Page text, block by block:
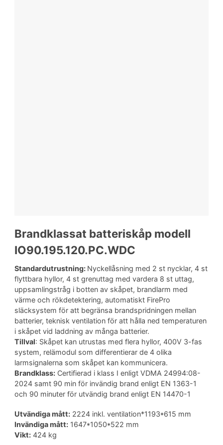
Brandklassat batteriskåp modell
IO90.195.120.PC.WDC
Standardutrustning: Nyckellåsning med 2 st nycklar, 4 st
flyttbara hyllor, 4 st grenuttag med vardera 8 st uttag,
uppsamlingstråg i botten av skåpet, brandlarm med
värme och rökdetektering, automatiskt FirePro
släcksystem för att begränsa brandspridningen mellan
batterier, teknisk ventilation för att hålla ned temperaturen
i skåpet vid laddning av många batterier.
Tillval: Skåpet kan utrustas med flera hyllor, 400V 3-fas
system, relämodul som differentierar de 4 olika
larmsignalerna som skåpet kan kommunicera.
Brandklass:Certifierad i klass I enligt VDMA 24994:08-
2024 samt 90 min för invändig brand enligt EN 1363-1
och 90 minuter för utvändig brand enligt EN 14470-1
Utvändiga mått:2224 inkl. ventilation*1193*615 mm
Invändiga mått:1647*1050*522 mm
Vikt:424 kg